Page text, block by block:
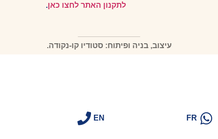
FR
EN
לתקנון האתר לחצו כאן.
עיצוב, בניה ופיתוח: סטודיו קו-נקודה.